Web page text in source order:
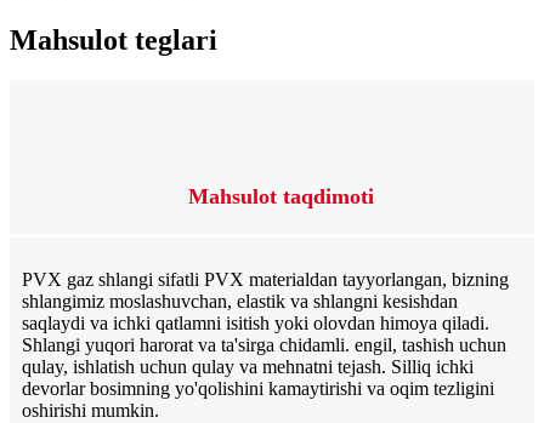
Mahsulot teglari
Mahsulot taqdimoti
PVX gaz shlangi sifatli PVX materialdan tayyorlangan, bizning
shlangimiz moslashuvchan, elastik va shlangni kesishdan
saqlaydi va ichki qatlamni isitish yoki olovdan himoya qiladi.
Shlangi yuqori harorat va ta'sirga chidamli. engil, tashish uchun
qulay, ishlatish uchun qulay va mehnatni tejash. Silliq ichki
devorlar bosimning yo'qolishini kamaytirishi va oqim tezligini
oshirishi mumkin.